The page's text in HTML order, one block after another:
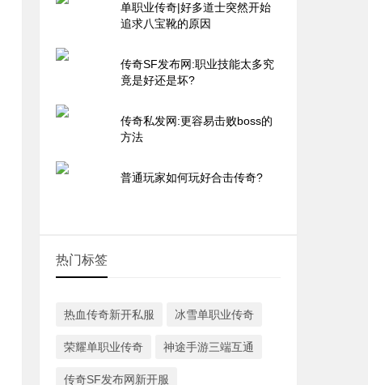
单职业传奇|好多道士突然开始
追求八宝靴的原因
传奇SF发布网:职业技能太多究
竟是好还是坏?
传奇私发网:更容易击败boss的
方法
普通玩家如何玩好合击传奇?
热门标签
热血传奇新开私服 冰雪单职业传奇
荣耀单职业传奇 神途手游三端互通
传奇SF发布网新开服